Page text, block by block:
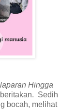
Hingga
Sedih
bocah, melihat